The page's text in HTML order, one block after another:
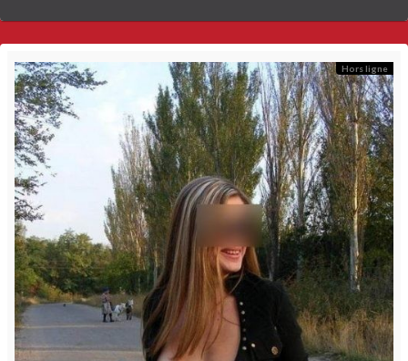
Hors ligne